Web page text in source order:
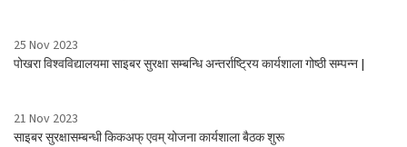
25 Nov 2023
पोखरा विश्वविद्यालयमा साइबर सुरक्षा सम्बन्धि अन्तर्राष्ट्रिय कार्यशाला गोष्ठी सम्पन्न |
21 Nov 2023
साइबर सुरक्षासम्बन्धी किकअफ् एवम् योजना कार्यशाला बैठक शुरू